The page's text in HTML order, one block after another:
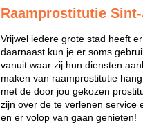
Raamprostitutie
Vrijwel iedere grote stad heeft
daarnaast kun je er soms
vanuit waar zij hun diensten
maken van raamprostitutie
met de door jou gekozen
zijn over de te verlenen service
en er volop van gaan genieten!